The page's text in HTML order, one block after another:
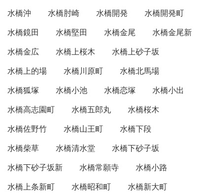
水橋沖
水橋肘崎 水橋開発
水橋開発町
水橋鏡田
水橋堅田 水橋金尾
水橋金尾新
水橋金広
水橋上桜木
水橋上砂子坂
水橋上的場
水橋川原町
水橋北馬場
水橋狐塚
水橋小池 水橋恋塚
水橋小出
水橋高志園町
水橋五郎丸
水橋桜木
水橋佐野竹
水橋山王町
水橋下段
水橋柴草
水橋清水堂
水橋下砂子坂
水橋下砂子坂新
水橋常願寺
水橋小路
水橋上条新町
水橋昭和町
水橋新大町